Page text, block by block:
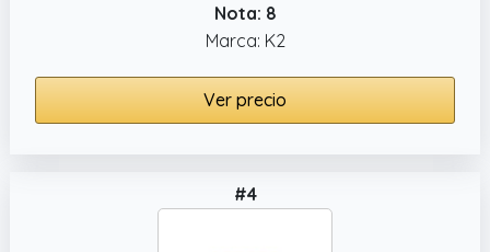
Nota: 8
Marca: K2
Ver precio
#4